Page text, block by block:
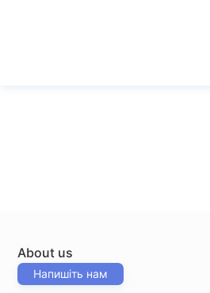
About us
Напишіть нам